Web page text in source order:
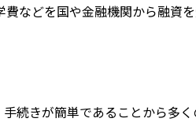
などを国や金融機関から融資
続きが簡単であることから多